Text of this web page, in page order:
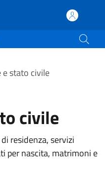
di
scheda).
e stato civile
civile
residenza, servizi
per nascita, matrimoni e